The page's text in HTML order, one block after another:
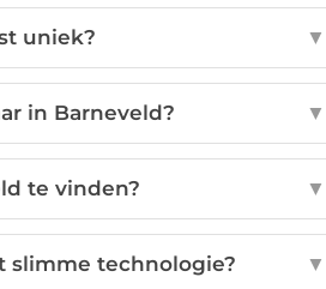
uniek? ▼
in Barneveld? ▼
te vinden? ▼
slimme technologie? ▼